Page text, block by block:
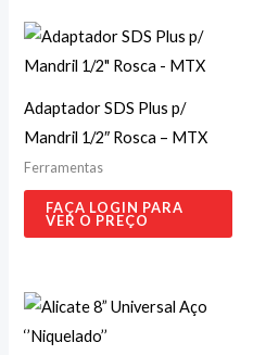
Adaptador SDS Plus p/
Mandril 1/2″ Rosca – MTX
Ferramentas
FAÇA LOGIN PARA
VER O PREÇO